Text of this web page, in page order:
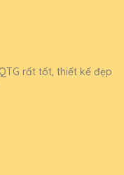
rất tốt, thiết kế đẹp